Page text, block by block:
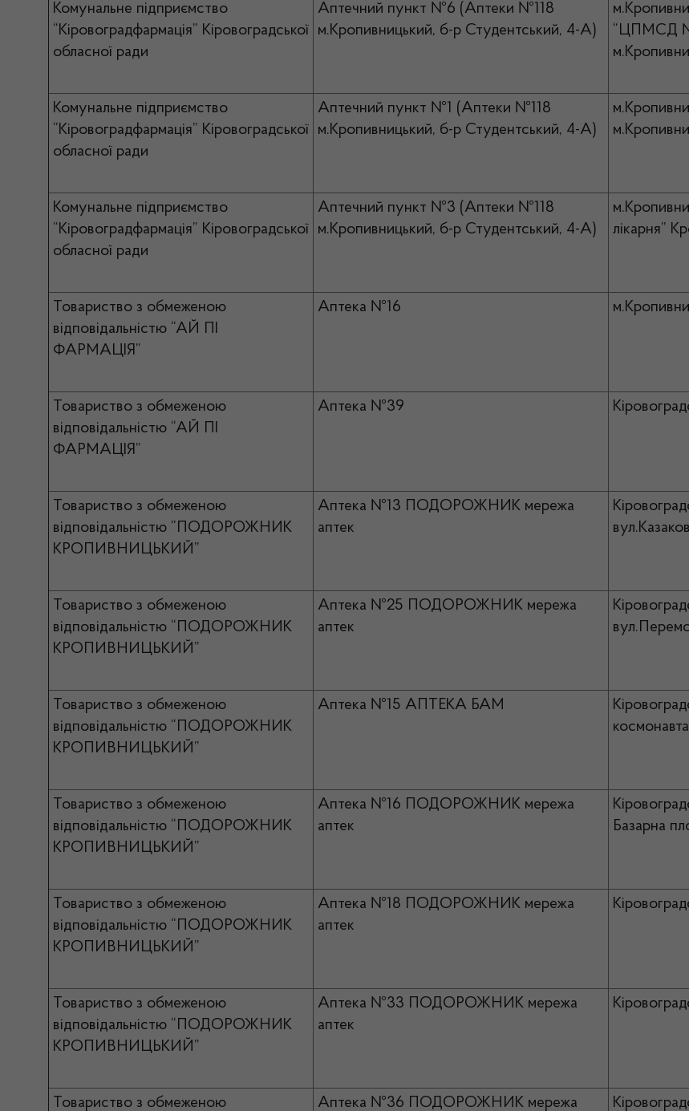
Комунальне підприємство
“Кіровоградфармація” Кіровоградської
обласної ради
Аптечний пункт №6 (Аптеки №118
м.Кропивницький, б-р Студентський, 4-А)
“ЦПМСД №2
Комунальне підприємство
“Кіровоградфармація” Кіровоградської
обласної ради
Аптечний пункт №1 (Аптеки №118
м.Кропивницький, б-р Студентський, 4-А)
Комунальне підприємство
“Кіровоградфармація” Кіровоградської
обласної ради
Аптечний пункт №3 (Аптеки №118
м.Кропивницький, б-р Студентський, 4-А)
лікарня”
Товариство з обмеженою
відповідальністю “АЙ ПІ
ФАРМАЦІЯ”
Аптека №16
Товариство з обмеженою
відповідальністю “АЙ ПІ
ФАРМАЦІЯ”
Аптека №39
Товариство з обмеженою
відповідальністю “ПОДОРОЖНИК
КРОПИВНИЦЬКИЙ”
Аптека №13 ПОДОРОЖНИК мережа
аптек
Товариство з обмеженою
відповідальністю “ПОДОРОЖНИК
КРОПИВНИЦЬКИЙ”
Аптека №25 ПОДОРОЖНИК мережа
аптек
Товариство з обмеженою
відповідальністю “ПОДОРОЖНИК
КРОПИВНИЦЬКИЙ”
Аптека №15 АПТЕКА БАМ
Товариство з обмеженою
відповідальністю “ПОДОРОЖНИК
КРОПИВНИЦЬКИЙ”
Аптека №16 ПОДОРОЖНИК мережа
аптек
Базарна
Товариство з обмеженою
відповідальністю “ПОДОРОЖНИК
КРОПИВНИЦЬКИЙ”
Аптека №18 ПОДОРОЖНИК мережа
аптек
Товариство з обмеженою
відповідальністю “ПОДОРОЖНИК
КРОПИВНИЦЬКИЙ”
Аптека №33 ПОДОРОЖНИК мережа
аптек
Товариство з обмеженою
Аптека №36 ПОДОРОЖНИК мережа